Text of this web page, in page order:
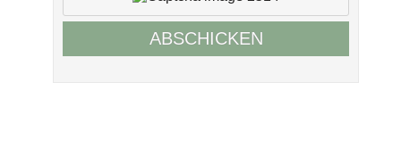
ABSCHICKEN